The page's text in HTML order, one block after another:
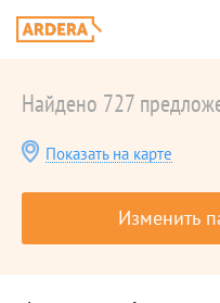
Найдено 727
Показать на карте
Изменить